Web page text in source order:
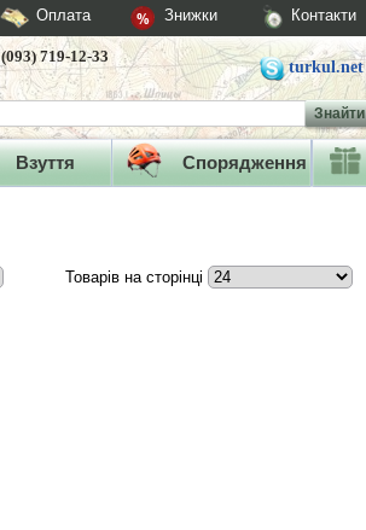
Оплата Знижки Контакти
(093) 719-12-33
turkul.net
Знайти
Взуття Спорядження
Товарів на сторінці